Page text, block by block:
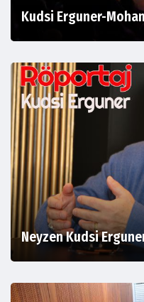
Kudsi Erguner-
Neyzen Kudsi